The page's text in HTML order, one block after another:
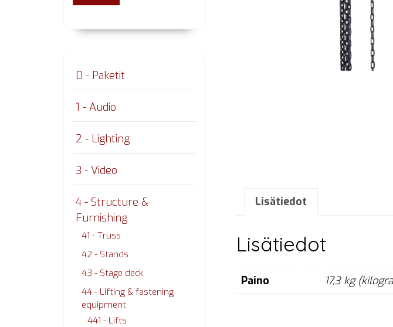
Lisätiedot
Lisätiedot
Paino 17,3 kg
0 - Paketit
1 - Audio
2 - Lighting
3 - Video
4 - Structure &
Furnishing
41 - Truss
42 - Stands
43 - Stage deck
44 - Lifting & fastening
equipment
441 - Lifts